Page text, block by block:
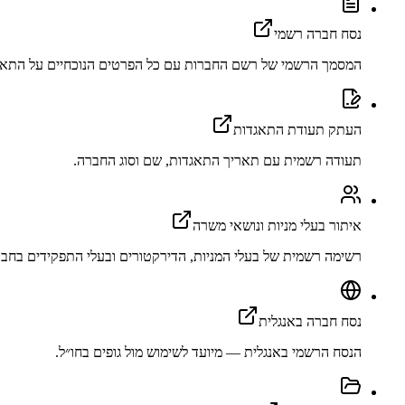
נסח חברה רשמי
המסמך הרשמי של רשם החברות עם כל הפרטים הנוכחיים על
העתק תעודת התאגדות
תעודה רשמית עם תאריך התאגדות, שם וסוג החברה.
איתור בעלי מניות ונושאי משרה
רשימה רשמית של בעלי המניות, הדירקטורים ובעלי התפקידים
נסח חברה באנגלית
הנסח הרשמי באנגלית — מיועד לשימוש מול גופים בחו״ל.